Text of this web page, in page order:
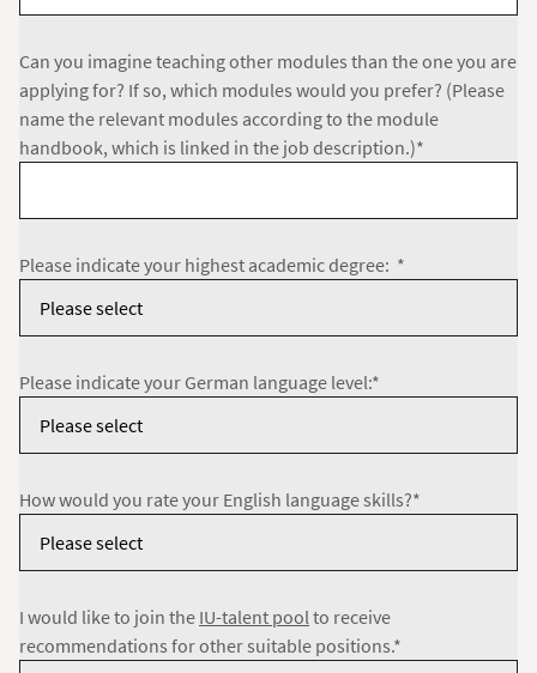
Can you imagine teaching other modules than the one you are
applying for? If so, which modules would you prefer? (Please
name the relevant modules according to the module
handbook, which is linked in the job description.)*
Please indicate your highest academic degree: *
Please indicate your German language level:*
How would you rate your English language skills?*
I would like to join the IU-talent poolto receive
recommendations for other suitable positions.*